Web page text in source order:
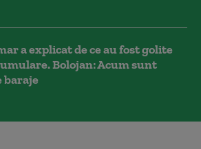
a explicat de ce au fost golite
Bolojan: Acum sunt
baraje